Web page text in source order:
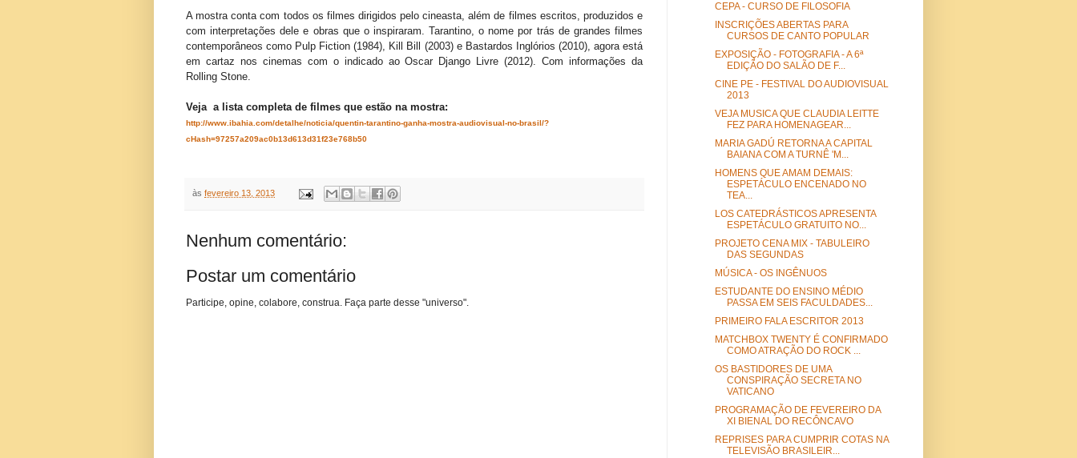
A mostra conta com todos os filmes dirigidos pelo cineasta, além de filmes escritos, produzidos e
com interpretações dele e obras que o inspiraram. Tarantino, o nome por trás de grandes filmes
contemporâneos como Pulp Fiction (1984), Kill Bill (2003) e Bastardos Inglórios (2010), agora está
em cartaz nos cinemas com o indicado ao Oscar Django Livre (2012). Com informações da
Rolling Stone.
Veja a lista completa de filmes que estão na mostra:
http://www.ibahia.com/detalhe/noticia/quentin-tarantino-ganha-mostra-audiovisual-no-brasil/?
cHash=97257a209ac0b13d613d31f23e768b50
às fevereiro 13, 2013
Nenhum comentário:
Postar um comentário
Participe, opine, colabore, construa. Faça parte desse "universo".
CEPA - CURSO DE FILOSOFIA
INSCRIÇÕES ABERTAS PARA
CURSOS DE CANTO POPULAR
EXPOSIÇÃO - FOTOGRAFIA - A 6ª
EDIÇÃO DO SALÃO DE F...
CINE PE - FESTIVAL DO AUDIOVISUAL
2013
VEJA MUSICA QUE CLAUDIA LEITTE
FEZ PARA HOMENAGEAR...
MARIA GADÚ RETORNA A CAPITAL
BAIANA COM A TURNÊ 'M...
HOMENS QUE AMAM DEMAIS:
ESPETÁCULO ENCENADO NO
TEA...
LOS CATEDRÁSTICOS APRESENTA
ESPETÁCULO GRATUITO NO...
PROJETO CENA MIX - TABULEIRO
DAS SEGUNDAS
MÚSICA - OS INGÊNUOS
ESTUDANTE DO ENSINO MÉDIO
PASSA EM SEIS FACULDADES...
PRIMEIRO FALA ESCRITOR 2013
MATCHBOX TWENTY É CONFIRMADO
COMO ATRAÇÃO DO ROCK ...
OS BASTIDORES DE UMA
CONSPIRAÇÃO SECRETA NO
VATICANO
PROGRAMAÇÃO DE FEVEREIRO DA
XI BIENAL DO RECÔNCAVO
REPRISES PARA CUMPRIR COTAS NA
TELEVISÃO BRASILEIR...